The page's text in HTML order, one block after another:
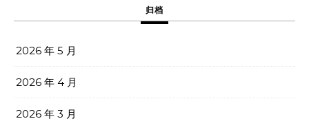
归档
2026 年 5 月
2026 年 4 月
2026 年 3 月